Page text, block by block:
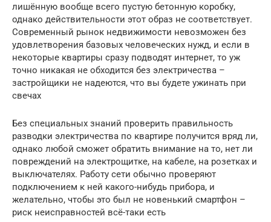
лишённую вообще всего пустую бетонную коробку,
однако действительности этот образ не соответствует.
Современный рынок недвижимости невозможен без
удовлетворения базовых человеческих нужд, и если в
некоторые квартиры сразу подводят интернет, то уж
точно никакая не обходится без электричества –
застройщики не надеются, что вы будете ужинать при
свечах
Без специальных знаний проверить правильность
разводки электричества по квартире получится вряд ли,
однако любой сможет обратить внимание на то, нет ли
повреждений на электрощитке, на кабеле, на розетках и
выключателях. Работу сети обычно проверяют
подключением к ней какого-нибудь прибора, и
желательно, чтобы это был не новенький смартфон –
риск неисправностей всё-таки есть